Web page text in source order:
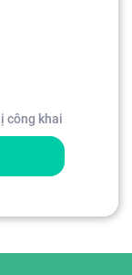
công khai